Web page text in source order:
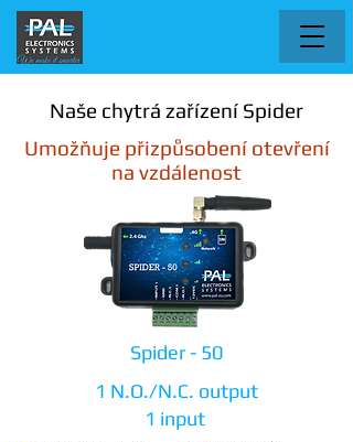
Naše chytrá zařízení Spider
Umožňuje přizpůsobení otevření
na vzdálenost
Spider - 50
1 N.O./N.C. output
1 input